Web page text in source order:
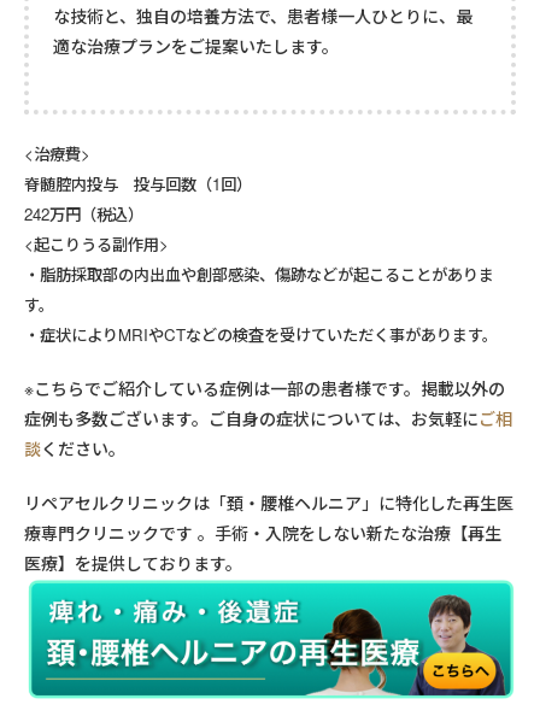
な技術と、独自の培養方法で、患者様一人ひとりに、最
適な治療プランをご提案いたします。
<治療費>
脊髄腔内投与 投与回数（1回）
242万円（税込）
<起こりうる副作用>
・脂肪採取部の内出血や創部感染、傷跡などが起こることがありま
す。
・症状によりMRIやCTなどの検査を受けていただく事があります。
※こちらでご紹介している症例は一部の患者様です。掲載以外の
症例も多数ございます。ご自身の症状については、お気軽にご相
談ください。
リペアセルクリニックは「頚・腰椎ヘルニア」に特化した再生医
療専門クリニックです 。手術・入院をしない新たな治療【再生
医療】を提供しております。